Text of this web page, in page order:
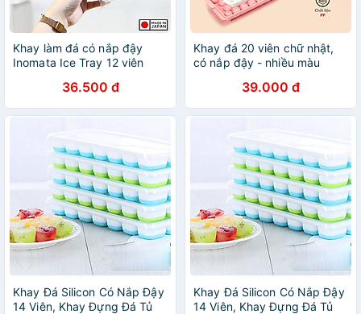
Khay làm đá có nắp đậy
Inomata Ice Tray 12 viên
36.500 đ
Khay đá 20 viên chữ nhật,
có nắp đậy - nhiều màu
39.000 đ
Khay Đá Silicon Có Nắp Đậy
14 Viên, Khay Đựng Đá Tủ
Khay Đá Silicon Có Nắp Đậy
14 Viên, Khay Đựng Đá Tủ